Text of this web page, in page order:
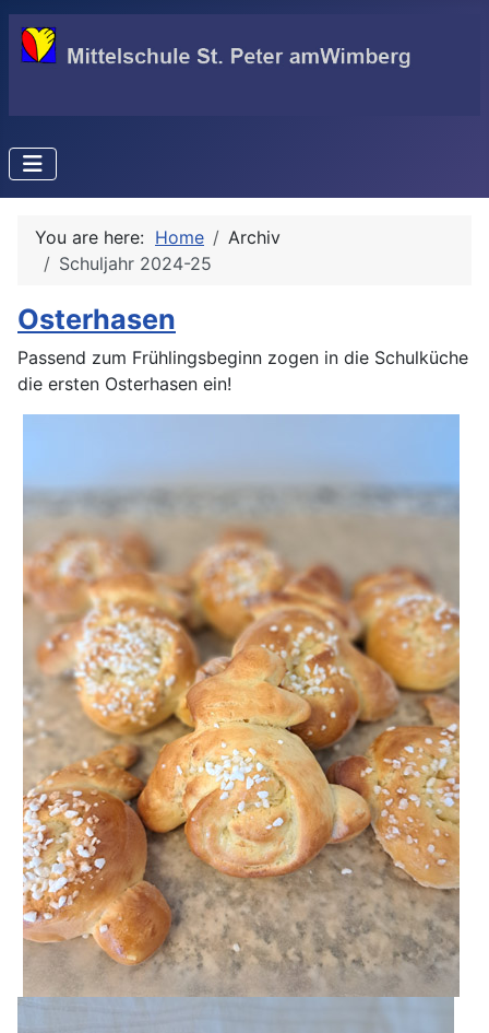
You are here: Home
Archiv
Schuljahr 2024-25
Osterhasen
Passend zum Frühlingsbeginn zogen in die Schulküche
die ersten Osterhasen ein!